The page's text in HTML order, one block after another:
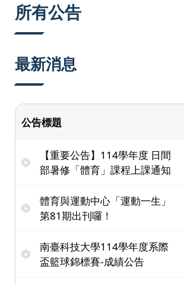
所有公告
最新消息
公告標題
【重要公告】114學年度 日間
部暑修「體育」課程上課通知
體育與運動中心「運動一生」
第81期出刊囉！
南臺科技大學114學年度系際
盃籃球錦標賽-成績公告